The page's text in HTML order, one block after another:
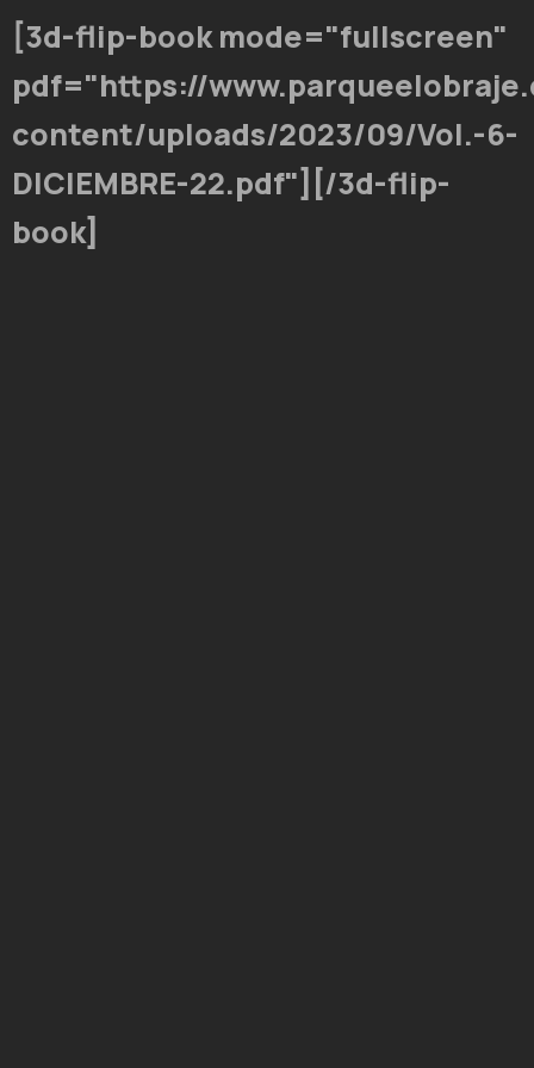
[3d-flip-book mode="fullscreen"
pdf="https://
content/uploads/2023/09/Vol.-6-
DICIEMBRE-22.pdf"][/3d-flip-
book]